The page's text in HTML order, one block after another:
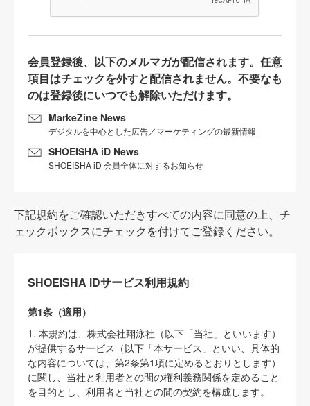
会員登録後、以下のメルマガが配信されます。任意
項目はチェックを外すと配信されません。不要なも
のは登録後にいつでも解除いただけます。
MarkeZine News
デジタルを中心とした広告／マーケティングの最新情報
SHOEISHA iD News
SHOEISHA iD 会員全体に対するお知らせ
下記規約をご確認いただきすべての内容に同意の上、チ
ェックボックスにチェックを付けてご登録ください。
SHOEISHA iDサービス利用規約
第1条（適用）
1. 本規約は、株式会社翔泳社（以下「当社」といいます）
が提供するサービス（以下「本サービス」といい、具体的
な内容については、第2条第1項に定めるとおりとします）
に関し、当社と利用者との間の権利義務関係を定めること
を目的とし、利用者と当社との間の契約を構成します。